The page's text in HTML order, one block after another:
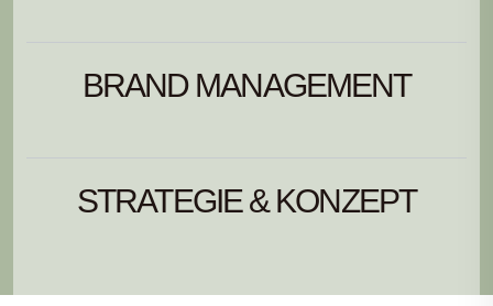
BRAND MANAGEMENT
STRATEGIE & KONZEPT